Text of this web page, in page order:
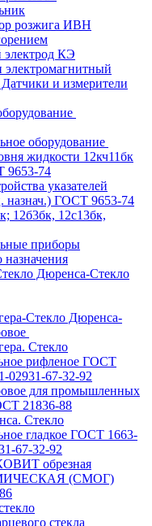
розжига ИВН
КЭ
и измерители
оборудование
жидкости 12кч11бк
9653-74
указателей
назнач.) ГОСТ 9653-74
12б3бк, 12с13бк,
приборы
назначения
Дюренса-Стекло
Стекло Дюренса-
Стекло
рифленое ГОСТ
02931-67-32-92
для промышленных
21836-88
Стекло
гладкое ГОСТ 1663-
67-32-92
обрезная
(СМОГ)
стекла